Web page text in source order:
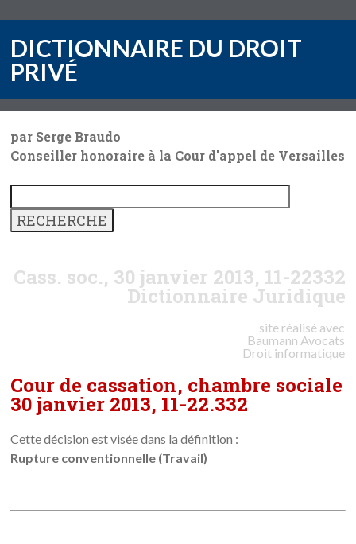
DICTIONNAIRE DU DROIT
PRIVÉ
par Serge Braudo
Conseiller honoraire à la Cour d'appel de Versailles
Cass. soc., 30 janvier 2013, 11-22332
Dictionnaire Juridique
site réalisé avec
Baumann Avocats
Droit informatique
Cour de cassation, chambre sociale
30 janvier 2013, 11-22.332
Cette décision est visée dans la définition :
Rupture conventionnelle (Travail)